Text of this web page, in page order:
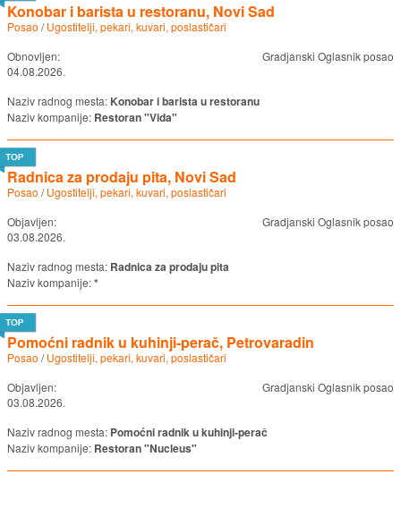
Konobar i barista u restoranu, Novi Sad
Posao /Ugostitelji, pekari, kuvari, poslastičari
Gradjanski Oglasnik posao
Obnovljen:
04.08.2026.
Naziv radnog mesta: Konobar i barista u restoranu
Naziv kompanije: Restoran "Vida"
Radnica za prodaju pita, Novi Sad
Posao /Ugostitelji, pekari, kuvari, poslastičari
Gradjanski Oglasnik posao
Objavljen:
03.08.2026.
Naziv radnog mesta: Radnica za prodaju pita
Naziv kompanije:*
Pomoćni radnik u kuhinji-perač, Petrovaradin
Posao /Ugostitelji, pekari, kuvari, poslastičari
Gradjanski Oglasnik posao
Objavljen:
03.08.2026.
Naziv radnog mesta: Pomoćni radnik u kuhinji-perač
Naziv kompanije: Restoran "Nucleus"